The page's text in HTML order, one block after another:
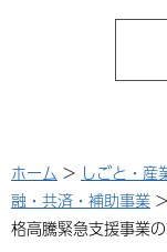
ホーム > しごと・産
融・共済・補助事業 >
格高騰緊急支援事業